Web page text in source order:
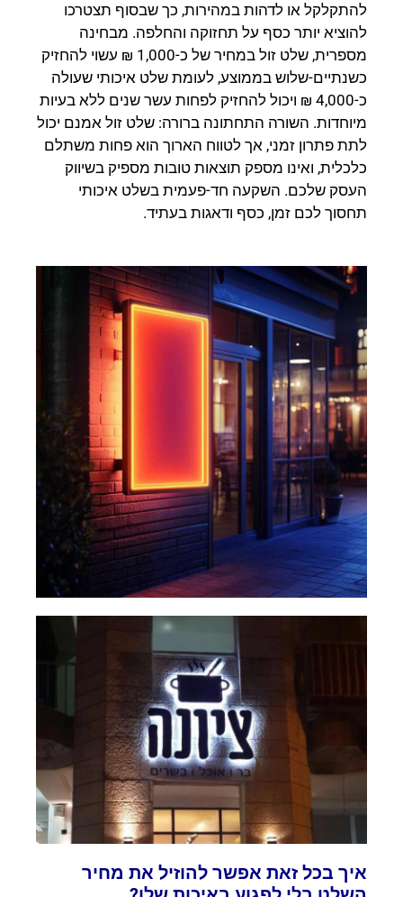
להתקלקל או לדהות במהירות, כך שבסוף תצטרכו
להוציא יותר כסף על תחזוקה והחלפה. מבחינה
מספרית, שלט זול במחיר של כ-1,000 ₪ עשוי להחזיק
כשנתיים-שלוש בממוצע, לעומת שלט איכותי שעולה
כ-4,000 ₪ ויכול להחזיק לפחות עשר שנים ללא בעיות
מיוחדות. השורה התחתונה ברורה: שלט זול אמנם יכול
לתת פתרון זמני, אך לטווח הארוך הוא פחות משתלם
כלכלית, ואינו מספק תוצאות טובות מספיק בשיווק
העסק שלכם. השקעה חד-פעמית בשלט איכותי
תחסוך לכם זמן, כסף ודאגות בעתיד.
איך בכל זאת אפשר להוזיל את מחיר